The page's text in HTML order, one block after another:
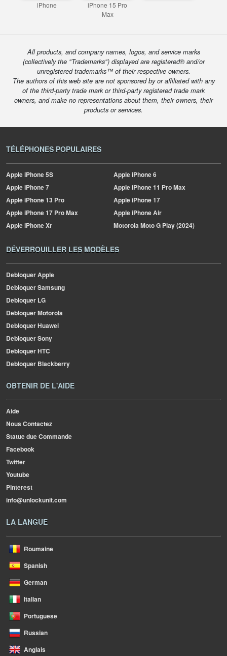
iPhone
iPhone 15 Pro
Max
All products, and company names, logos, and service marks
(collectively the "Trademarks") displayed are registered® and/or
unregistered trademarks™ of their respective owners.
The authors of this web site are not sponsored by or affiliated with any
of the third-party trade mark or third-party registered trade mark
owners, and make no representations about them, their owners, their
products or services.
TÉLÉPHONES POPULAIRES
AppleiPhone 5S AppleiPhone 6
AppleiPhone 7 AppleiPhone 11 Pro Max
AppleiPhone 13 Pro AppleiPhone 17
AppleiPhone 17 Pro Max AppleiPhone Air
AppleiPhone Xr MotorolaMoto G Play (2024)
DÉVERROUILLER LES MODÈLES
Debloquer Apple
Debloquer Samsung
Debloquer LG
Debloquer Motorola
Debloquer Huawei
Debloquer Sony
Debloquer HTC
Debloquer Blackberry
OBTENIR DE L'AIDE
Aide
Nous Contactez
Statue due Commande
Facebook
Twitter
Youtube
Pinterest
info@unlockunit.com
LA LANGUE
Roumaine
Spanish
German
Italian
Portuguese
Russian
Anglais